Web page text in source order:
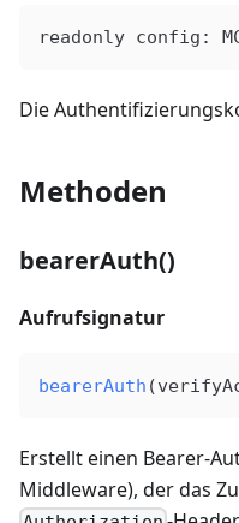
readonly config :
Die
Methoden
bearerAuth()
Aufrufsignatur
bearerAuth (
Erstellt einen Bearer-
Middleware), der das